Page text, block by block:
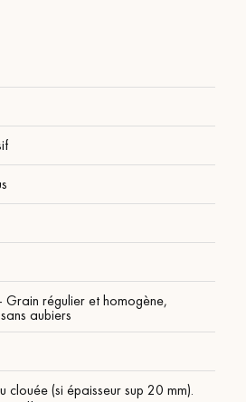
Grain régulier et homogène,
aubiers
clouée (si épaisseur sup 20 mm).